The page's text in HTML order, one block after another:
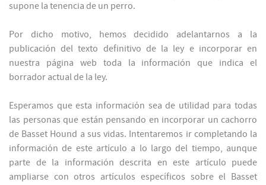
supone la tenencia de un perro.
Por dicho motivo, hemos decidido adelantarnos a la
publicación del texto definitivo de la ley e incorporar en
nuestra página web toda la información que indica el
borrador actual de la ley.
Esperamos que esta información sea de utilidad para todas
las personas que están pensando en incorporar un cachorro
de Basset Hound a sus vidas. Intentaremos ir completando la
información de este artículo a lo largo del tiempo, aunque
parte de la información descrita en este artículo puede
ampliarse con otros artículos específicos sobre el Basset